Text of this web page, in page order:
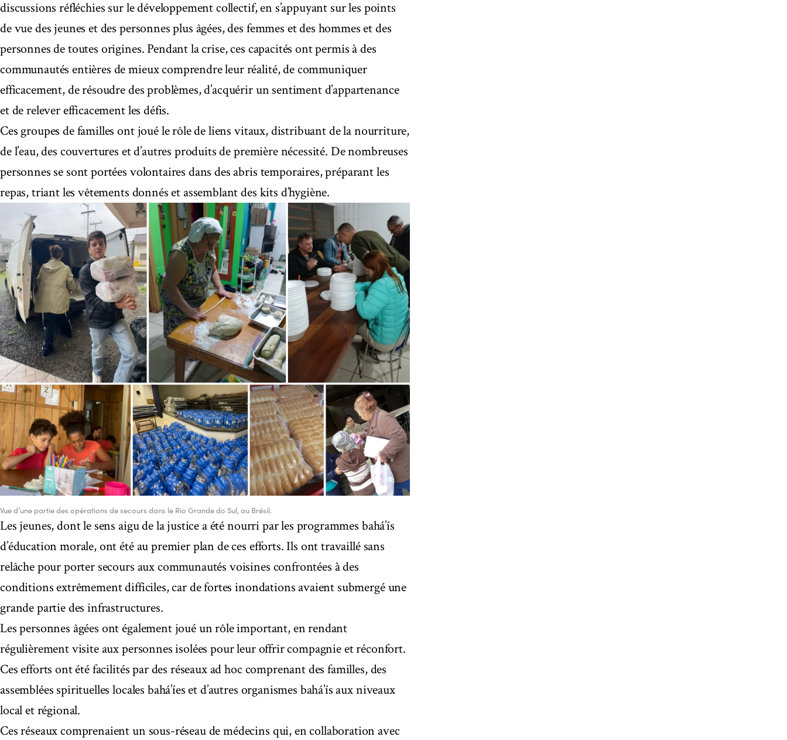
discussions réfléchies sur le développement collectif, en s’appuyant sur les points
de vue des jeunes et des personnes plus âgées, des femmes et des hommes et des
personnes de toutes origines. Pendant la crise, ces capacités ont permis à des
communautés entières de mieux comprendre leur réalité, de communiquer
efficacement, de résoudre des problèmes, d’acquérir un sentiment d’appartenance
et de relever efficacement les défis.
Ces groupes de familles ont joué le rôle de liens vitaux, distribuant de la nourriture,
de l’eau, des couvertures et d’autres produits de première nécessité. De nombreuses
personnes se sont portées volontaires dans des abris temporaires, préparant les
repas, triant les vêtements donnés et assemblant des kits d’hygiène.
Vue d’une partie des opérations de secours dans le Rio Grande do Sul, au Brésil.
Les jeunes, dont le sens aigu de la justice a été nourri par les programmes bahá’ís
d’éducation morale, ont été au premier plan de ces efforts. Ils ont travaillé sans
relâche pour porter secours aux communautés voisines confrontées à des
conditions extrêmement difficiles, car de fortes inondations avaient submergé une
grande partie des infrastructures.
Les personnes âgées ont également joué un rôle important, en rendant
régulièrement visite aux personnes isolées pour leur offrir compagnie et réconfort.
Ces efforts ont été facilités par des réseaux ad hoc comprenant des familles, des
assemblées spirituelles locales bahá’íes et d’autres organismes bahá’ís aux niveaux
local et régional.
Ces réseaux comprenaient un sous-réseau de médecins qui, en collaboration avec